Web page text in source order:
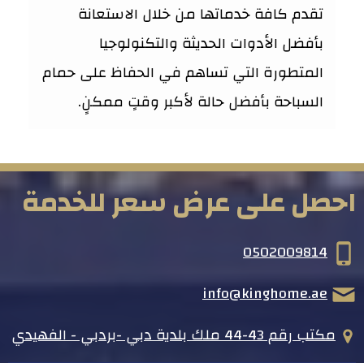
تقدم كافة خدماتها من خلال الاستعانة
بأفضل الأدوات الحديثة والتكنولوجيا
المتطورة التي تساهم في الحفاظ على حمام
السباحة بأفضل حالة لأكبر وقتٍ ممكنٍ.
احصل على عرض سعر للخدمة
0502009814
info@kinghome.ae
مكتب رقم 43-44 ملك بلدية دبي -بردبي - الفهيدي